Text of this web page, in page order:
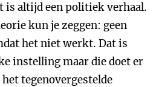
is altijd een politiek verhaal.
kun je zeggen: geen
het niet werkt. Dat is
instelling maar die doet er
tegenovergestelde